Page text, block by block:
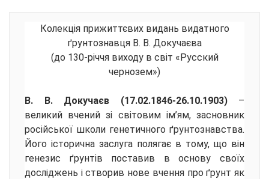
Колекція прижиттєвих видань видатного
ґрунтознавця В. В. Докучаєва
(до 130-річчя виходу в світ «Русский
чернозем»)
В. В. Докучаєв (17.02.1846-26.10.1903) –
великий вчений зі світовим ім’ям, засновник
російської школи генетичного ґрунтознавства.
Його історична заслуга полягає в тому, що він
генезис ґрунтів поставив в основу своїх
досліджень і створив нове вчення про ґрунт як